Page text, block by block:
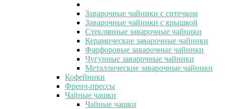
Заварочные чайники с ситечком
Заварочные чайники с крышкой
Стеклянные заварочные чайники
Керамические заварочные чайники
Фарфоровые заварочные чайники
Чугунные заварочные чайники
Металлические заварочные чайники
Кофейники
Френч-прессы
Чайные чашки
Чайные чашки